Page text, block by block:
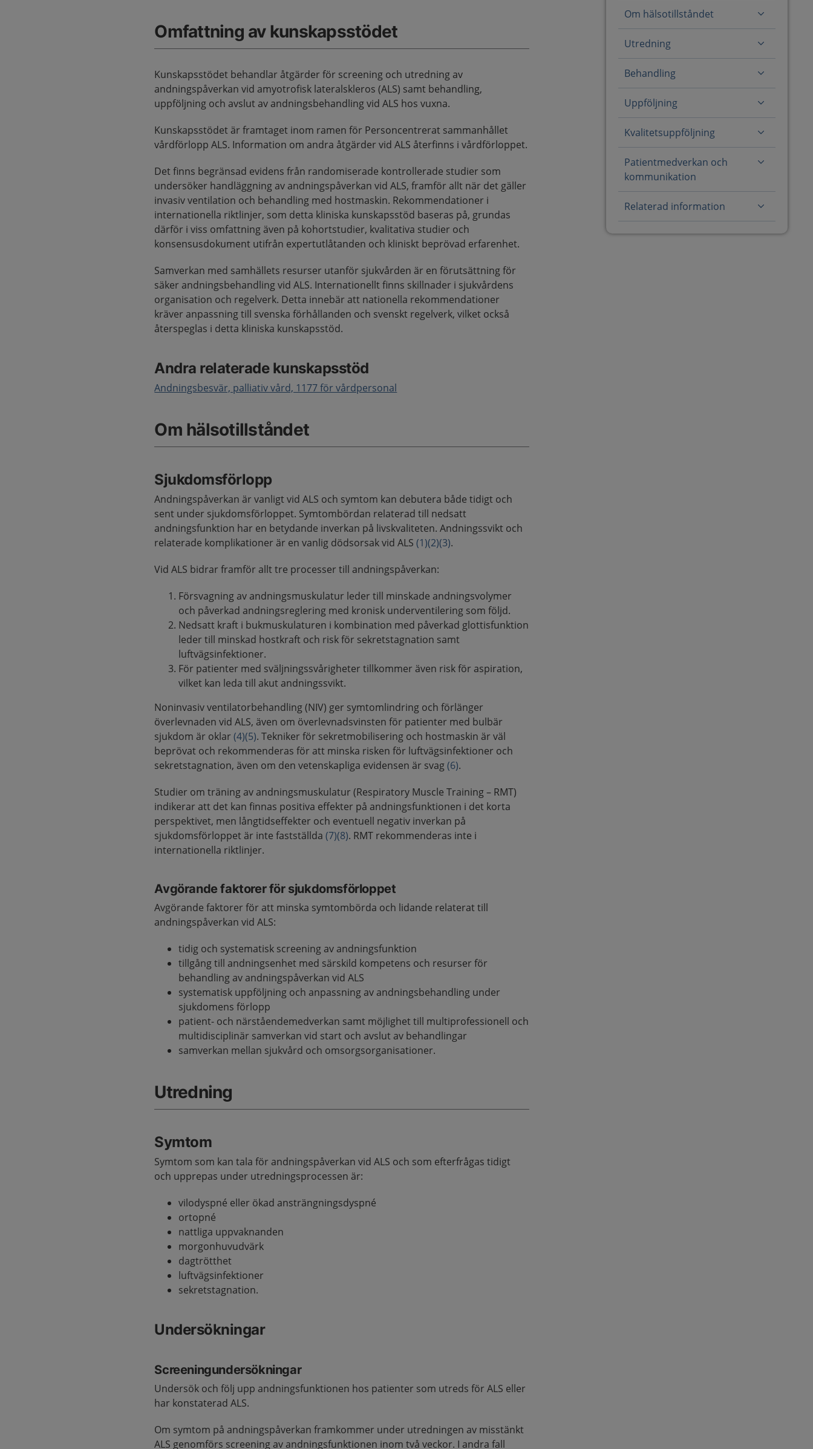
Omfattning av kunskapsstödet
Kunskapsstödet behandlar åtgärder för screening och utredning av
andningspåverkan vid amyotrofisk lateralskleros (ALS) samt behandling,
uppföljning och avslut av andningsbehandling vid ALS hos vuxna.
Kunskapsstödet är framtaget inom ramen för Personcentrerat sammanhållet
vårdförlopp ALS. Information om andra åtgärder vid ALS återfinns i vårdförloppet.
Det finns begränsad evidens från randomiserade kontrollerade studier som
undersöker handläggning av andningspåverkan vid ALS, framför allt när det gäller
invasiv ventilation och behandling med hostmaskin. Rekommendationer i
internationella riktlinjer, som detta kliniska kunskapsstöd baseras på, grundas
därför i viss omfattning även på kohortstudier, kvalitativa studier och
konsensusdokument utifrån expertutlåtanden och kliniskt beprövad erfarenhet.
Samverkan med samhällets resurser utanför sjukvården är en förutsättning för
säker andningsbehandling vid ALS. Internationellt finns skillnader i sjukvårdens
organisation och regelverk. Detta innebär att nationella rekommendationer
kräver anpassning till svenska förhållanden och svenskt regelverk, vilket också
återspeglas i detta kliniska kunskapsstöd.
Andra relaterade kunskapsstöd
Andningsbesvär, palliativ vård, 1177 för vårdpersonal
Om hälsotillståndet
Sjukdomsförlopp
Andningspåverkan är vanligt vid ALS och symtom kan debutera både tidigt och
sent under sjukdomsförloppet. Symtombördan relaterad till nedsatt
andningsfunktion har en betydande inverkan på livskvaliteten. Andningssvikt och
relaterade komplikationer är en vanlig dödsorsak vid ALS(1)(2)(3).
Vid ALS bidrar framför allt tre processer till andningspåverkan:
Försvagning av andningsmuskulatur leder till minskade andningsvolymer
och påverkad andningsreglering med kronisk underventilering som följd.
Nedsatt kraft i bukmuskulaturen i kombination med påverkad glottisfunktion
leder till minskad hostkraft och risk för sekretstagnation samt
luftvägsinfektioner.
För patienter med sväljningssvårigheter tillkommer även risk för aspiration,
vilket kan leda till akut andningssvikt.
Noninvasiv ventilatorbehandling (NIV) ger symtomlindring och förlänger
överlevnaden vid ALS, även om överlevnadsvinsten för patienter med bulbär
sjukdom är oklar(4)(5). Tekniker för sekretmobilisering och hostmaskin är väl
beprövat och rekommenderas för att minska risken för luftvägsinfektioner och
sekretstagnation, även om den vetenskapliga evidensen är svag(6).
Studier om träning av andningsmuskulatur (Respiratory Muscle Training – RMT)
indikerar att det kan finnas positiva effekter på andningsfunktionen i det korta
perspektivet, men långtidseffekter och eventuell negativ inverkan på
sjukdomsförloppet är inte fastställda(7)(8). RMT rekommenderas inte i
internationella riktlinjer.
Avgörande faktorer för sjukdomsförloppet
Avgörande faktorer för att minska symtombörda och lidande relaterat till
andningspåverkan vid ALS:
tidig och systematisk screening av andningsfunktion
tillgång till andningsenhet med särskild kompetens och resurser för
behandling av andningspåverkan vid ALS
systematisk uppföljning och anpassning av andningsbehandling under
sjukdomens förlopp
patient- och närståendemedverkan samt möjlighet till multiprofessionell och
multidisciplinär samverkan vid start och avslut av behandlingar
samverkan mellan sjukvård och omsorgsorganisationer.
Utredning
Symtom
Symtom som kan tala för andningspåverkan vid ALS och som efterfrågas tidigt
och upprepas under utredningsprocessen är:
vilodyspné eller ökad ansträngningsdyspné
ortopné
nattliga uppvaknanden
morgonhuvudvärk
dagtrötthet
luftvägsinfektioner
sekretstagnation.
Undersökningar
Screeningundersökningar
Undersök och följ upp andningsfunktionen hos patienter som utreds för ALS eller
har konstaterad ALS.
Om symtom på andningspåverkan framkommer under utredningen av misstänkt
ALS genomförs screening av andningsfunktionen inom två veckor. I andra fall
Om hälsotillståndet
Utredning
Behandling
Uppföljning
Kvalitetsuppföljning
Patientmedverkan och
kommunikation
Relaterad information